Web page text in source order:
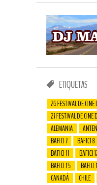
ETIQUETAS
26 FESTIVAL DE
27 FESTIVAL DE CINE
ALEMANIA
BAFICI 7
BAFICI 8
BAFICI 11
BAFICI
BAFICI 15
BAFICI
CANADÁ
CHILE